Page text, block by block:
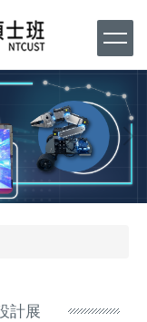
計展